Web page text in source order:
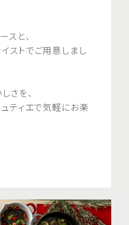
スと、
ストでご用意しまし
さを、
ティエで気軽にお楽
世界で愛されるオタフクソー
各国の料理をエスニックテイ
ここでしか味わえないおいし
オールデイダイニング フリ
ト など